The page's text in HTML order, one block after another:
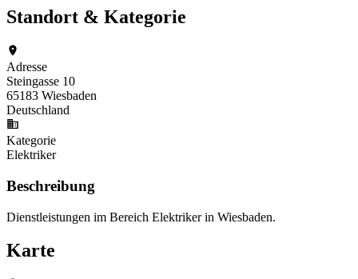
Standort & Kategorie
Adresse
Steingasse 10
65183 Wiesbaden
Deutschland
Kategorie
Elektriker
Beschreibung
Dienstleistungen im Bereich Elektriker in Wiesbaden.
Karte